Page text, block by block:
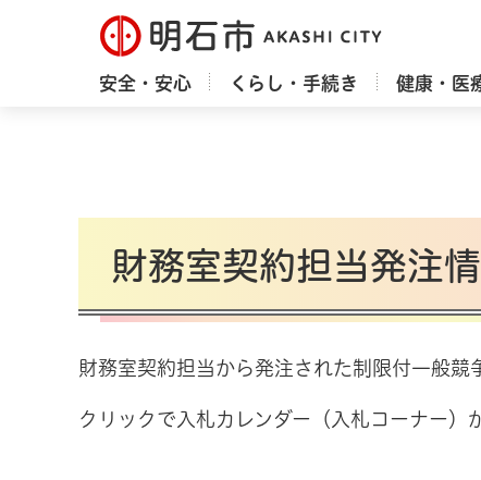
明石市
安全・安心 くらし・手続き 健康・医
財務室契約担当発注
財務室契約担当から発注された制限付一般競
クリックで入札カレンダー（入札コーナー）